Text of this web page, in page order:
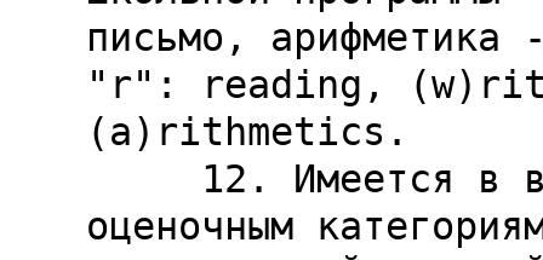
письмо, арифметика
"r": reading,
(a)rithmetics.
оценочным